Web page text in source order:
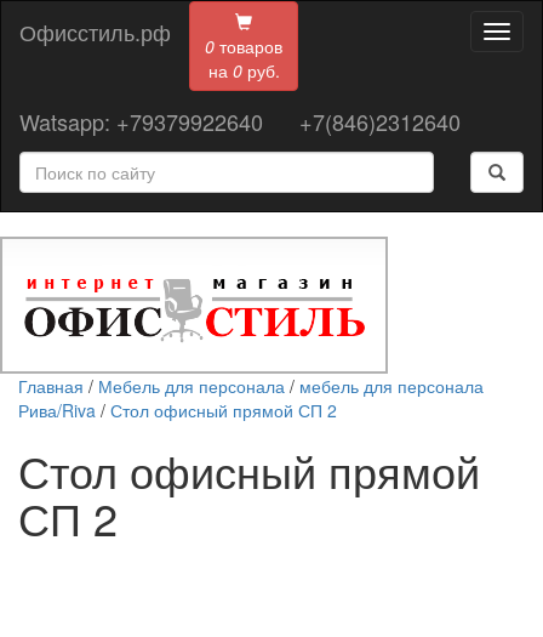
0 товаров
на 0руб.
Офисстиль.рф
Watsapp: +79379922640 +7(846)2312640
Главная / Мебель для персонала / мебель для персонала
Рива/Riva / Стол офисный прямой СП 2
Стол офисный прямой
СП 2